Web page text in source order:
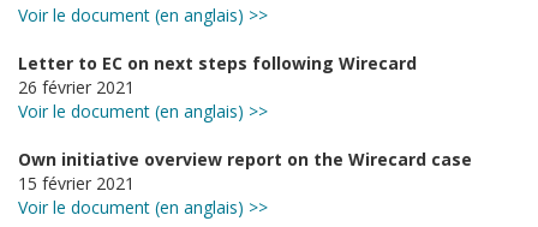
Voir le document (en anglais) >>
Letter to EC on next steps following Wirecard
26 février 2021
Voir le document (en anglais) >>
Own initiative overview report on the Wirecard case
15 février 2021
Voir le document (en anglais) >>